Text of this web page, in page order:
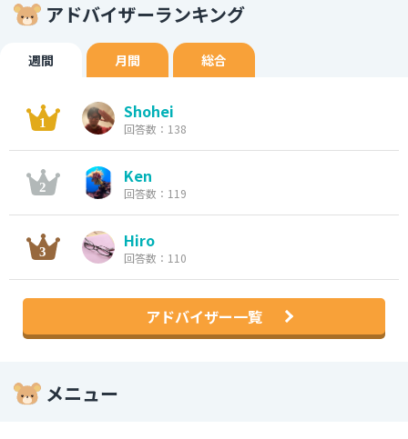
アドバイザーランキング
週間 月間 総合
Shohei
回答数：138
Ken
回答数：119
Hiro
回答数：110
アドバイザー一覧
メニュー